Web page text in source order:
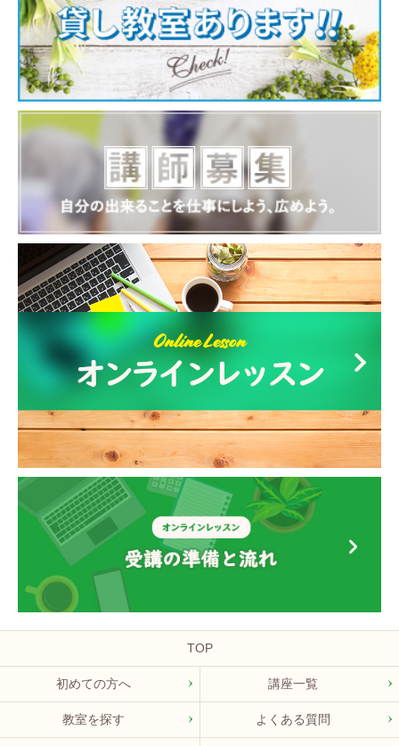
TOP
初めての方へ 講座一覧
教室を探す よくある質問